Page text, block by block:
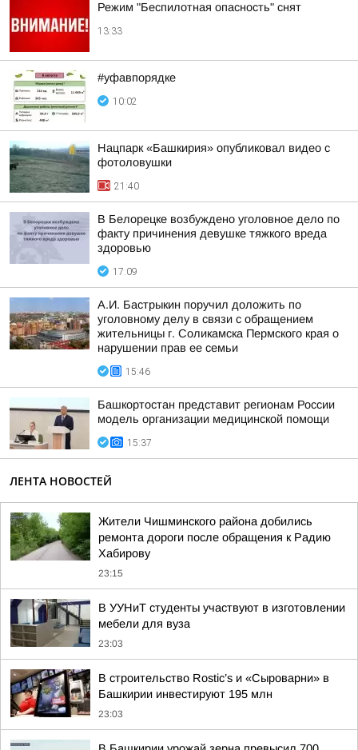
Режим "Беспилотная опасность" снят
13:33
#уфавпорядке
10:02
Нацпарк «Башкирия» опубликовал видео с
фотоловушки
21:40
В Белорецке возбуждено уголовное дело по
факту причинения девушке тяжкого вреда
здоровью
17:09
А.И. Бастрыкин поручил доложить по
уголовному делу в связи с обращением
жительницы г. Соликамска Пермского края о
нарушении прав ее семьи
15:46
Башкортостан представит регионам России
модель организации медицинской помощи
15:37
ЛЕНТА НОВОСТЕЙ
Жители Чишминского района добились
ремонта дороги после обращения к Радию
Хабирову
23:15
В УУНиТ студенты участвуют в изготовлении
мебели для вуза
23:03
В строительство Rostic’s и «Сыроварни» в
Башкирии инвестируют 195 млн
23:03